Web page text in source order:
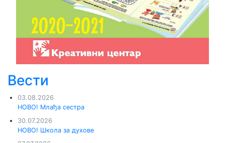
Вести
03.08.2026
НОВО! Млађа сестра
30.07.2026
НОВО! Школа за духове